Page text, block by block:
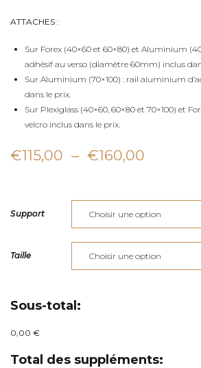
ATTACHES :
Sur Forex (40×60 et 60×80) et Aluminium
adhésif au verso (diamètre 60mm) inclus
Sur Aluminium (70×100) : rail aluminium
dans le prix.
Sur Plexiglass (40×60, 60×80 et 70×100) et
velcro inclus dans le prix.
€115,00 – €160,00
prix :
€115,00
à
€160,00
Support
Taille
Sous-total:
0,00 €
Total des suppléments: